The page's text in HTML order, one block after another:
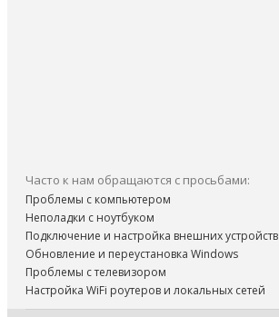
Часто к нам обращаются с просьбами:
Проблемы с компьютером
Неполадки с ноутбуком
Подключение и настройка внешних устройств
Обновление и переустановка Windows
Проблемы с телевизором
Настройка WiFi роутеров и локальных сетей